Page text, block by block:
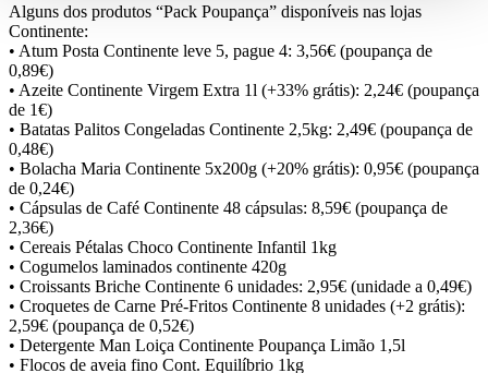
Alguns dos produtos “Pack Poupança” disponíveis nas lojas
Continente:
• Atum Posta Continente leve 5, pague 4: 3,56€ (poupança de
0,89€)
• Azeite Continente Virgem Extra 1l (+33% grátis): 2,24€ (poupança
de 1€)
• Batatas Palitos Congeladas Continente 2,5kg: 2,49€ (poupança de
0,48€)
• Bolacha Maria Continente 5x200g (+20% grátis): 0,95€ (poupança
de 0,24€)
• Cápsulas de Café Continente 48 cápsulas: 8,59€ (poupança de
2,36€)
• Cereais Pétalas Choco Continente Infantil 1kg
• Cogumelos laminados continente 420g
• Croissants Briche Continente 6 unidades: 2,95€ (unidade a 0,49€)
• Croquetes de Carne Pré-Fritos Continente 8 unidades (+2 grátis):
2,59€ (poupança de 0,52€)
• Detergente Man Loiça Continente Poupança Limão 1,5l
• Flocos de aveia fino Cont. Equilíbrio 1kg